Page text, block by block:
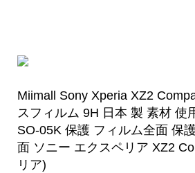
Miimall Sony Xperia XZ2
スフィルム 9H 日本 製 素材 使
SO-05K 保護 フィルム全面 保
面 ソニー エクスペリア XZ2
リア)